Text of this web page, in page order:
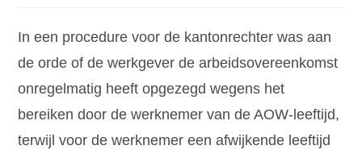
In een procedure voor de kantonrechter was aan
de orde of de werkgever de arbeidsovereenkomst
onregelmatig heeft opgezegd wegens het
bereiken door de werknemer van de AOW-leeftijd,
terwijl voor de werknemer een afwijkende leeftijd